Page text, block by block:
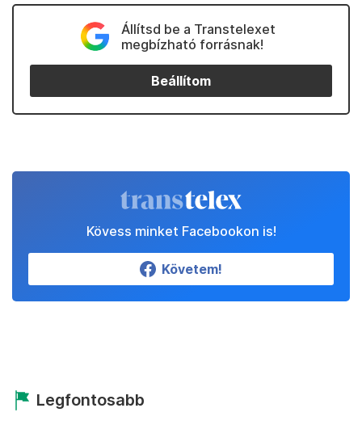
Állítsd be a Transtelexet
megbízható forrásnak!
Beállítom
Kövess minket Facebookon is!
Követem!
Legfontosabb